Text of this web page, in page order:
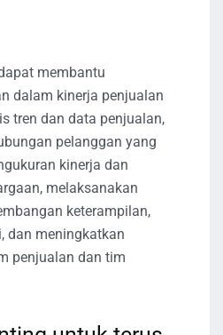
membantu
dalam kinerja penjualan
tren dan data penjualan,
pelanggan yang
kinerja dan
melaksanakan
keterampilan,
dan meningkatkan
penjualan dan tim